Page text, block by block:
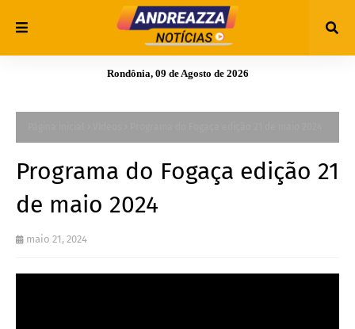
Rondônia, 09 de Agosto de 2026
Programa do Fogaça edição 21
de maio 2024
maio 21, 2024